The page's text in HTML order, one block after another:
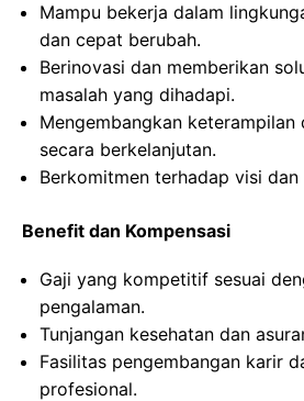
Mampu bekerja dalam
dan cepat berubah.
Berinovasi dan memberikan
masalah yang dihadapi.
Mengembangkan keterampilan
secara berkelanjutan.
Berkomitmen terhadap visi dan
Benefit dan Kompensasi
Gaji yang kompetitif sesuai
pengalaman.
Tunjangan kesehatan dan
Fasilitas pengembangan karir
profesional.